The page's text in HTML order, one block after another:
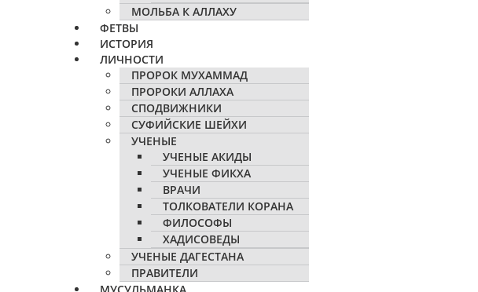
МОЛЬБА К АЛЛАХУ
ФЕТВЫ
ИСТОРИЯ
ЛИЧНОСТИ
ПРОРОК МУХАММАД
ПРОРОКИ АЛЛАХА
СПОДВИЖНИКИ
СУФИЙСКИЕ ШЕЙХИ
УЧЕНЫЕ
УЧЕНЫЕ АКИДЫ
УЧЕНЫЕ ФИКХА
ВРАЧИ
ТОЛКОВАТЕЛИ КОРАНА
ФИЛОСОФЫ
ХАДИСОВЕДЫ
УЧЕНЫЕ ДАГЕСТАНА
ПРАВИТЕЛИ